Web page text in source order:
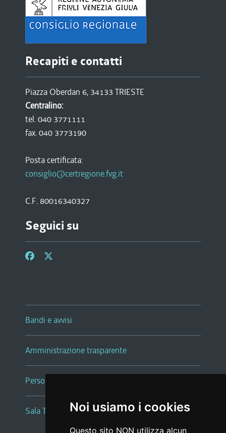
Noi usiamo i cookies
Questo sito NON utilizza alcun
Recapiti e contatti
Piazza Oberdan 6, 34133 TRIESTE
Centralino:
tel. 040 3771111
fax. 040 3773190
Posta certificata:
consiglio@certregione.fvg.it
C.F. 80016340327
Seguici su
Bandi e avvisi
Amministrazione trasparente
Persone e Uffici
Sala Tiziano Tessitori